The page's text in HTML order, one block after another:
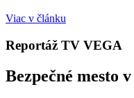
Viac v článku
Reportáž TV VEGA
Bezpečné mesto